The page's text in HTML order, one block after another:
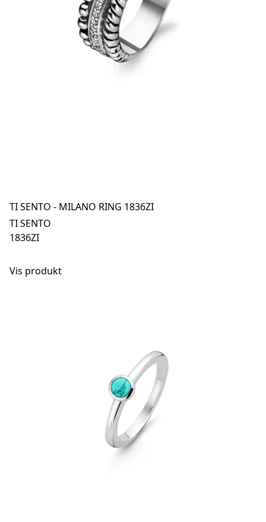
TI SENTO - MILANO RING 1836ZI
TI SENTO
1836ZI
Vis produkt